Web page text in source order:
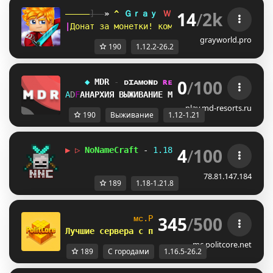
-----]--» G Ｇｒａｙ Ｗｏｒｌｄ A --[-----
Донат за монетки! команда /key |
14/2k
grayworld.pro
190 1.12.2-26.2
◆ MDR - ᴅɪᴀᴍᴏɴᴅ ʀᴇ oʀ ᴛs ▸ 1.12 –
T@OАНАРХИЯ ВЫЖИВАНИЕ МИНИ‑ИГРЫ BEDWARS
0/100
play.md-resorts.ru
190 Выживание 1.12-1.21
▶ ▷ NoNameCraft - 1.18-1.21.8 ◁ ◀
4/100
78.81.147.184
189 1.18-1.21.8
ᴍᴄ. P ʟɪ ᴛC ᴏʀ ᴇ.ɴ ᴇᴛ [ 1
Лучшие сервера с п литичес ким нак н
345/500
mc.politcore.net
189 С городами 1.16.5-26.2